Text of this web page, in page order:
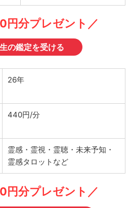
円分プレゼント／
の鑑定を受ける
26年
440円/分
霊感・霊視・霊聴・未来予知・
霊感タロットなど
円分プレゼント／